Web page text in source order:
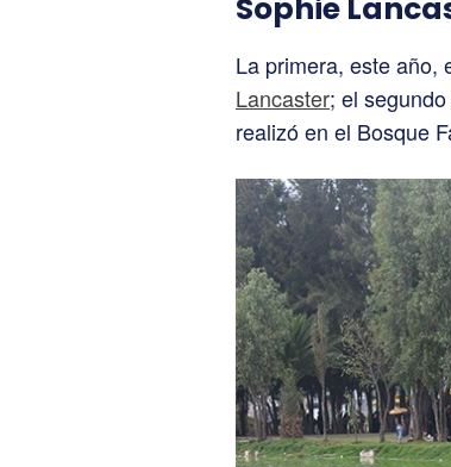
Sophie
La primera, este año,
Lancaster; el
realizó en el Bosque